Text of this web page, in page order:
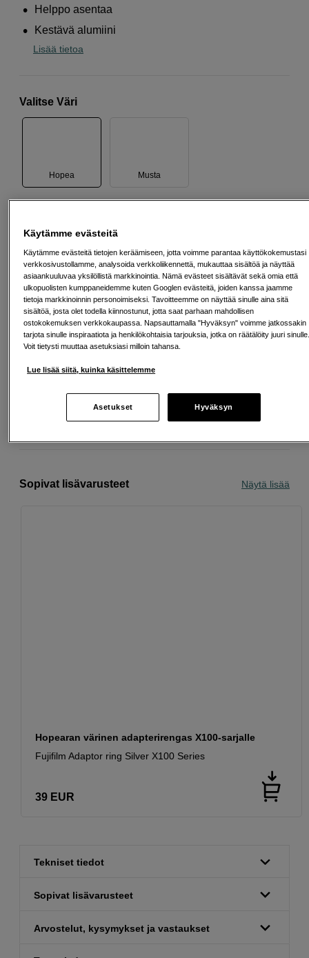
Helppo asentaa
Kestävä alumiini
Lisää tietoa
Valitse Väri
Hopea Musta
49 EUR
Lisää ostoskoriin
Ilmainen toimitus yli 200 EUR ostoksille
Osta nyt ja maksa myöhemmin
Henkilökohtaista palvelua
Sopivat lisävarusteet Näytä lisää
Hopearan värinen adapterirengas X100-sarjalle
Fujifilm Adaptor ring Silver X100 Series
39 EUR
Tekniset tiedot
Sopivat lisävarusteet
Arvostelut, kysymykset ja vastaukset
Käytämme evästeitä
Käytämme evästeitä tietojen keräämiseen, jotta voimme parantaa käyttökokemustasi
verkkosivustollamme, analysoida verkkoliikennettä, mukauttaa sisältöä ja näyttää
asiaankuuluvaa yksilöllistä markkinointia. Nämä evästeet sisältävät sekä omia että
ulkopuolisten kumppaneidemme kuten Googlen evästeitä, joiden kanssa jaamme
tietoja markkinoinnin personoimiseksi. Tavoitteemme on näyttää sinulle aina sitä
sisältöä, josta olet todella kiinnostunut, jotta saat parhaan mahdollisen
ostokokemuksen verkkokaupassa. Napsauttamalla "Hyväksyn" voimme jatkossakin
tarjota sinulle inspiraatiota ja henkilökohtaisia tarjouksia, jotka on räätälöity juuri
Voit tietysti muuttaa asetuksiasi milloin tahansa.
Lue lisää siitä, kuinka käsittelemme
Asetukset Hyväksyn